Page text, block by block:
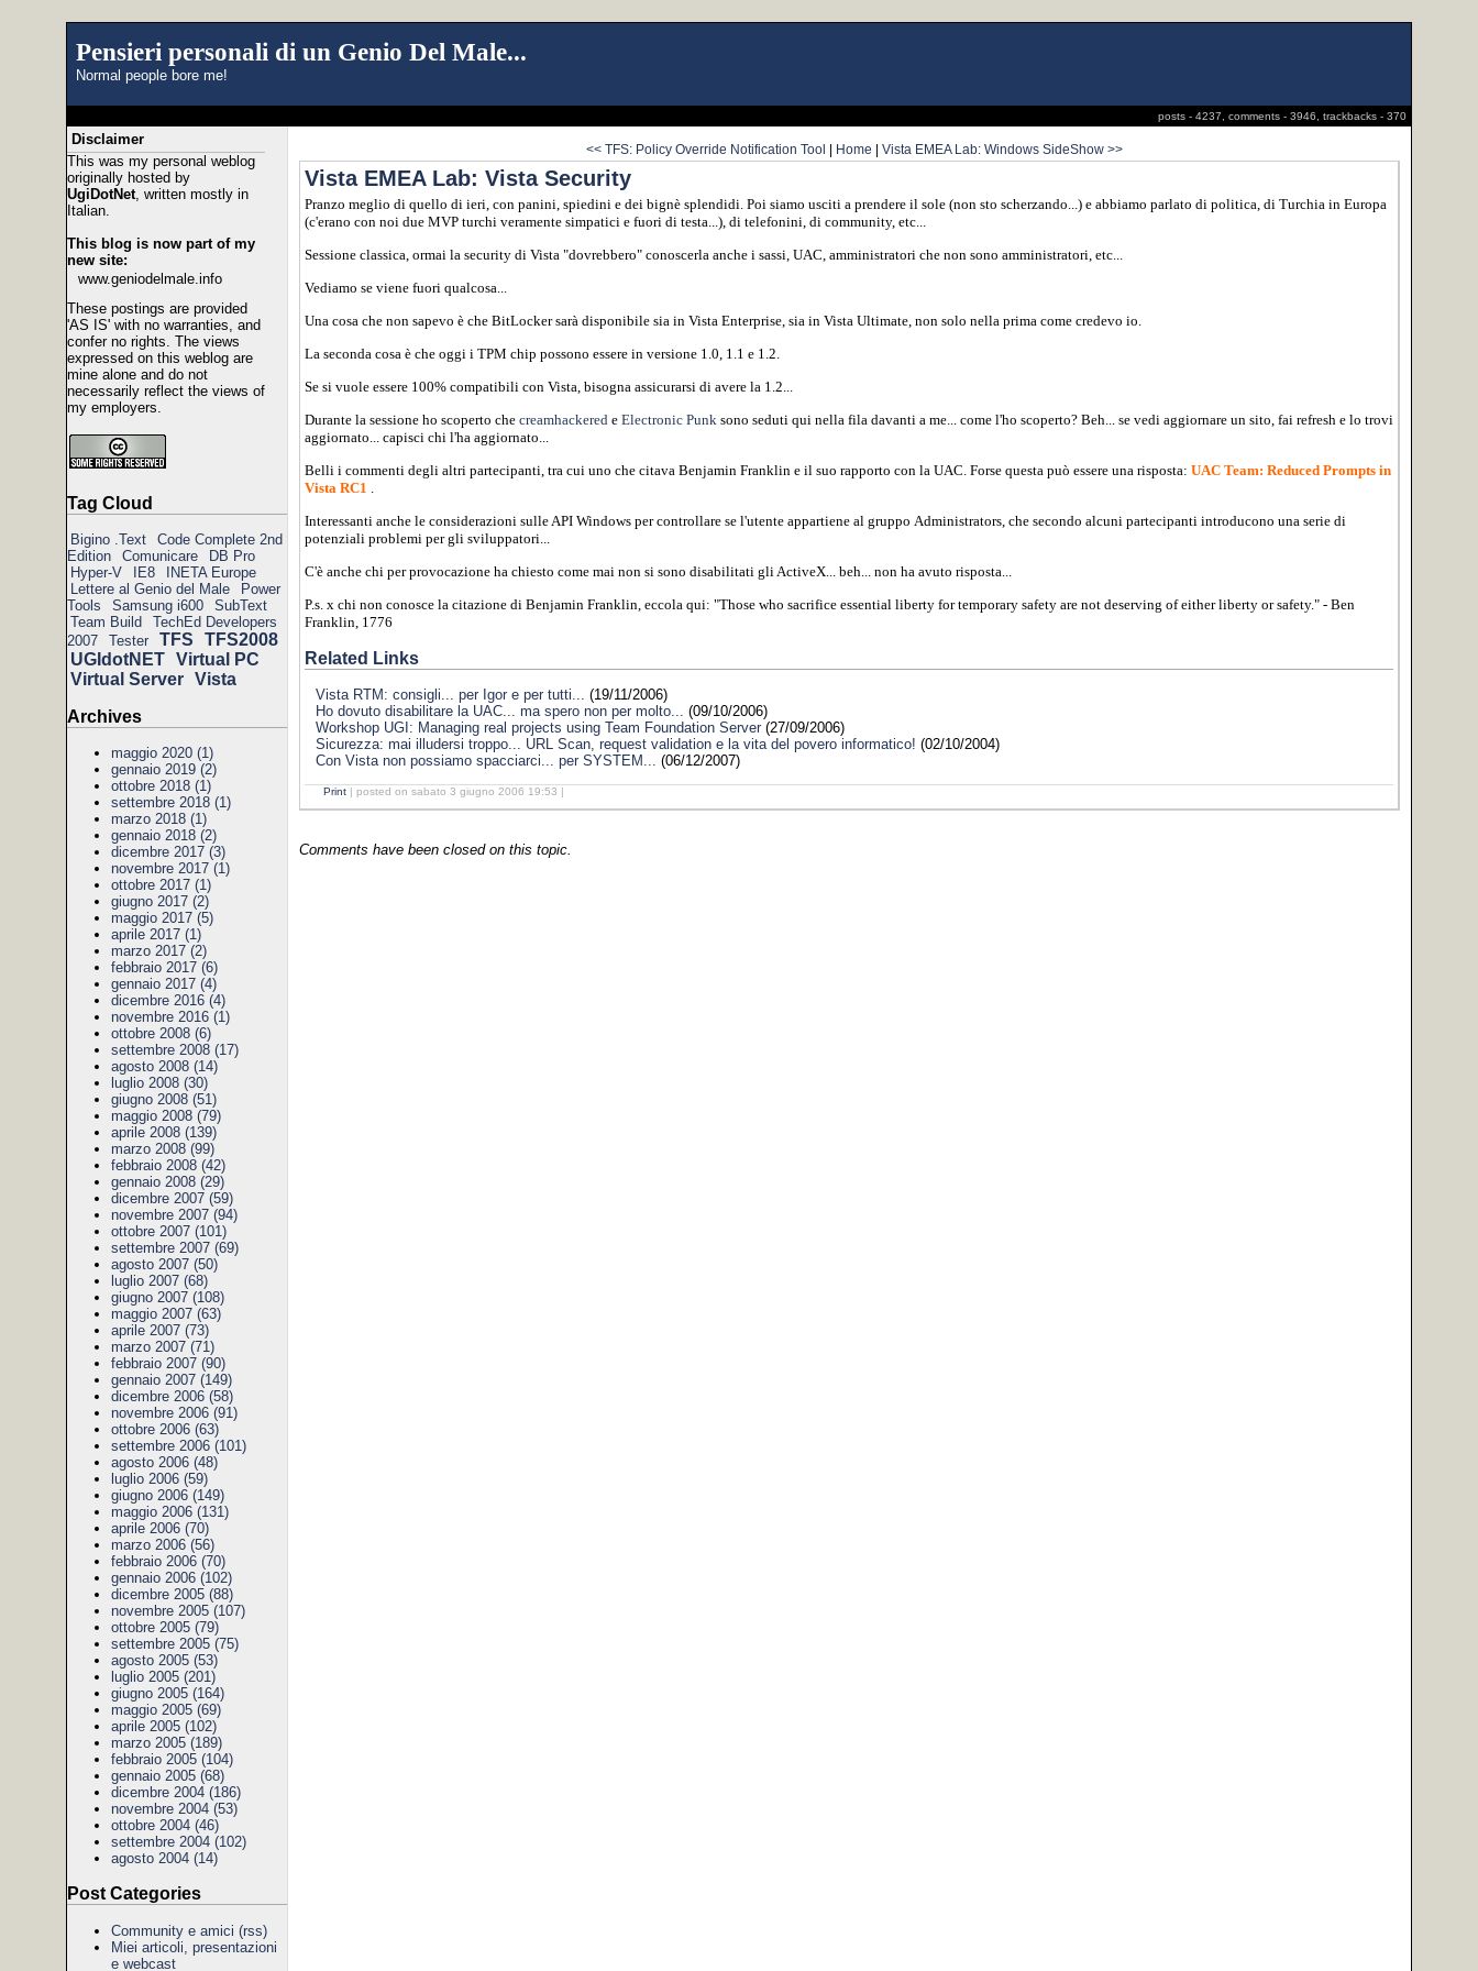
Pensieri personali di un Genio Del Male...
Normal people bore me!
posts - 4237, comments - 3946, trackbacks - 370
Disclaimer
This was my personal weblog
originally hosted by
UgiDotNet, written mostly in
Italian.
This blog is now part of my
new site:
www.geniodelmale.info
These postings are provided
'AS IS' with no warranties, and
confer no rights. The views
expressed on this weblog are
mine alone and do not
necessarily reflect the views of
my employers.
Tag Cloud
Bigino .Text
Code Complete 2nd
Edition
Comunicare
DB Pro
Hyper-V
IE8
INETA Europe
Lettere al Genio del Male
Power
Tools
Samsung i600
SubText
Team Build
TechEd Developers
2007
Tester TFS
TFS2008
UGIdotNET Virtual PC
Virtual Server Vista
Archives
maggio 2020 (1)
gennaio 2019 (2)
ottobre 2018 (1)
settembre 2018 (1)
marzo 2018 (1)
gennaio 2018 (2)
dicembre 2017 (3)
novembre 2017 (1)
ottobre 2017 (1)
giugno 2017 (2)
maggio 2017 (5)
aprile 2017 (1)
marzo 2017 (2)
febbraio 2017 (6)
gennaio 2017 (4)
dicembre 2016 (4)
novembre 2016 (1)
ottobre 2008 (6)
settembre 2008 (17)
agosto 2008 (14)
luglio 2008 (30)
giugno 2008 (51)
maggio 2008 (79)
aprile 2008 (139)
marzo 2008 (99)
febbraio 2008 (42)
gennaio 2008 (29)
dicembre 2007 (59)
novembre 2007 (94)
ottobre 2007 (101)
settembre 2007 (69)
agosto 2007 (50)
luglio 2007 (68)
giugno 2007 (108)
maggio 2007 (63)
aprile 2007 (73)
marzo 2007 (71)
febbraio 2007 (90)
gennaio 2007 (149)
dicembre 2006 (58)
novembre 2006 (91)
ottobre 2006 (63)
settembre 2006 (101)
agosto 2006 (48)
luglio 2006 (59)
giugno 2006 (149)
maggio 2006 (131)
aprile 2006 (70)
marzo 2006 (56)
febbraio 2006 (70)
gennaio 2006 (102)
dicembre 2005 (88)
novembre 2005 (107)
ottobre 2005 (79)
settembre 2005 (75)
agosto 2005 (53)
luglio 2005 (201)
giugno 2005 (164)
maggio 2005 (69)
aprile 2005 (102)
marzo 2005 (189)
febbraio 2005 (104)
gennaio 2005 (68)
dicembre 2004 (186)
novembre 2004 (53)
ottobre 2004 (46)
settembre 2004 (102)
agosto 2004 (14)
Post Categories
Community e amici (rss)
Miei articoli, presentazioni
e webcast
<< TFS: Policy Override Notification Tool | Home | Vista EMEA Lab: Windows SideShow >>
Vista EMEA Lab: Vista Security
Pranzo meglio di quello di ieri, con panini, spiedini e dei bignè splendidi. Poi siamo usciti a prendere il sole (non sto scherzando...) e abbiamo parlato di politica, di Turchia in Europa
(c'erano con noi due MVP turchi veramente simpatici e fuori di testa...), di telefonini, di community, etc...
Sessione classica, ormai la security di Vista "dovrebbero" conoscerla anche i sassi, UAC, amministratori che non sono amministratori, etc...
Vediamo se viene fuori qualcosa...
Una cosa che non sapevo è che BitLocker sarà disponibile sia in Vista Enterprise, sia in Vista Ultimate, non solo nella prima come credevo io.
La seconda cosa è che oggi i TPM chip possono essere in versione 1.0, 1.1 e 1.2.
Se si vuole essere 100% compatibili con Vista, bisogna assicurarsi di avere la 1.2...
Durante la sessione ho scoperto che creamhackered e Electronic Punk sono seduti qui nella fila davanti a me... come l'ho scoperto? Beh... se vedi aggiornare un sito, fai refresh e lo trovi
aggiornato... capisci chi l'ha aggiornato...
Belli i commenti degli altri partecipanti, tra cui uno che citava Benjamin Franklin e il suo rapporto con la UAC. Forse questa può essere una risposta: UAC Team: Reduced Prompts in
Vista RC1 .
Interessanti anche le considerazioni sulle API Windows per controllare se l'utente appartiene al gruppo Administrators, che secondo alcuni partecipanti introducono una serie di
potenziali problemi per gli sviluppatori...
C'è anche chi per provocazione ha chiesto come mai non si sono disabilitati gli ActiveX... beh... non ha avuto risposta...
P.s. x chi non conosce la citazione di Benjamin Franklin, eccola qui: "Those who sacrifice essential liberty for temporary safety are not deserving of either liberty or safety." - Ben
Franklin, 1776
Related Links
Vista RTM: consigli... per Igor e per tutti... (19/11/2006)
Ho dovuto disabilitare la UAC... ma spero non per molto... (09/10/2006)
Workshop UGI: Managing real projects using Team Foundation Server (27/09/2006)
Sicurezza: mai illudersi troppo... URL Scan, request validation e la vita del povero informatico! (02/10/2004)
Con Vista non possiamo spacciarci... per SYSTEM... (06/12/2007)
Print | posted on sabato 3 giugno 2006 19:53 |
Comments have been closed on this topic.